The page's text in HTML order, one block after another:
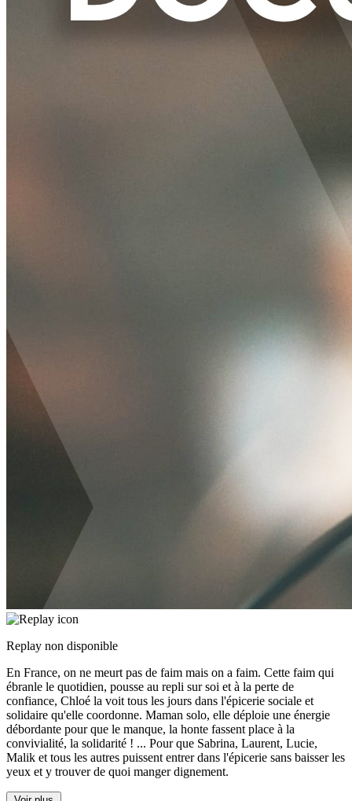
Replay non disponible
En France, on ne meurt pas de faim mais on a faim. Cette faim qui
ébranle le quotidien, pousse au repli sur soi et à la perte de
confiance, Chloé la voit tous les jours dans l'épicerie sociale et
solidaire qu'elle coordonne. Maman solo, elle déploie une énergie
débordante pour que le manque, la honte fassent place à la
convivialité, la solidarité ! ... Pour que Sabrina, Laurent, Lucie,
Malik et tous les autres puissent entrer dans l'épicerie sans baisser les
yeux et y trouver de quoi manger dignement.